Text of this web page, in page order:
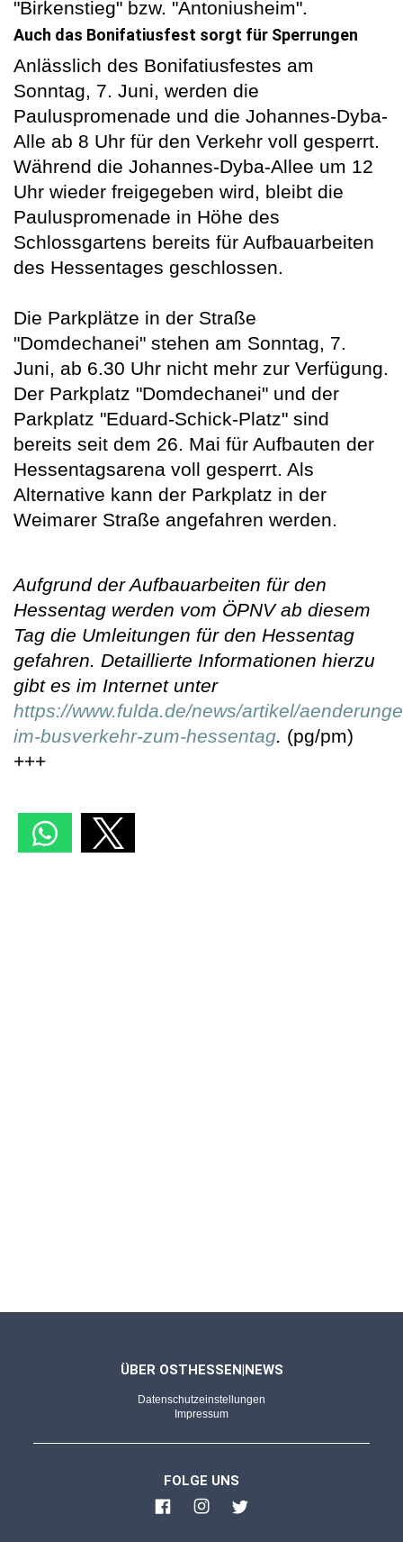
"Birkenstieg" bzw. "Antoniusheim".
Auch das Bonifatiusfest sorgt für Sperrungen
Anlässlich des Bonifatiusfestes am
Sonntag, 7. Juni, werden die
Pauluspromenade und die Johannes-Dyba-
Alle ab 8 Uhr für den Verkehr voll gesperrt.
Während die Johannes-Dyba-Allee um 12
Uhr wieder freigegeben wird, bleibt die
Pauluspromenade in Höhe des
Schlossgartens bereits für Aufbauarbeiten
des Hessentages geschlossen.
Die Parkplätze in der Straße
"Domdechanei" stehen am Sonntag, 7.
Juni, ab 6.30 Uhr nicht mehr zur Verfügung.
Der Parkplatz "Domdechanei" und der
Parkplatz "Eduard-Schick-Platz" sind
bereits seit dem 26. Mai für Aufbauten der
Hessentagsarena voll gesperrt. Als
Alternative kann der Parkplatz in der
Weimarer Straße angefahren werden.
Aufgrund der Aufbauarbeiten für den
Hessentag werden vom ÖPNV ab diesem
Tag die Umleitungen für den Hessentag
gefahren. Detaillierte Informationen hierzu
gibt es im Internet unter
https://www.fulda.de/news/artikel/
im-busverkehr-zum-hessentag. (pg/pm)
+++
ÜBER OSTHESSEN|NEWS
Datenschutzeinstellungen
Impressum
FOLGE UNS